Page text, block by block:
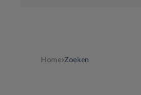
Home›Zoeken